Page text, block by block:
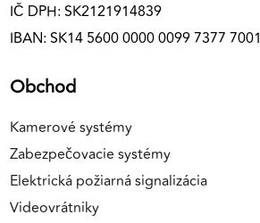
IČ DPH: SK2121914839
IBAN: SK14 5600 0000 0099 7377 7001
Obchod
Kamerové systémy
Zabezpečovacie systémy
Elektrická požiarná signalizácia
Videovrátniky